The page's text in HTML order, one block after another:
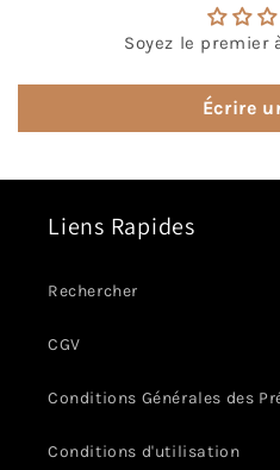
Soyez le premier
Écrire
Liens Rapides
Rechercher
CGV
Conditions Générales des
Conditions d'utilisation